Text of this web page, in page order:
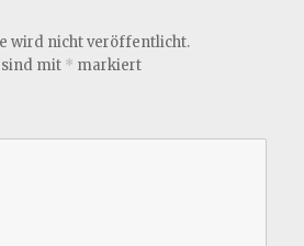
wird nicht veröffentlicht.
mit * markiert